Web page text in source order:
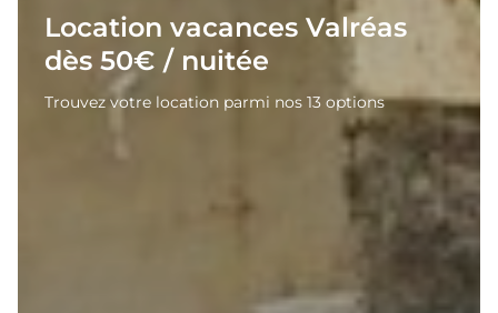
Location vacances Valréas
dès 50€ / nuitée
Trouvez votre location parmi nos 13 options